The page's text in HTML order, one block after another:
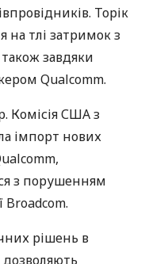
Торік
на тлі затримок з
завдяки
Qualcomm.
КомісіяСШАз
імпорт нових
з порушенням
Broadcom.
рішень в